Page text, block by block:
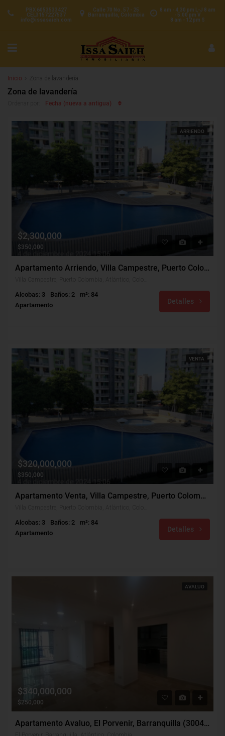
8 am - 4:30 pm L-J 8 am
- 5:00 pm V
8 am - 12 pm S
Calle 70 No. 57 - 25
Barranquilla, Colombia
PBX 6053533427
CEL3157227537
info@issasaieh.com
Inicio Zona de lavandería
Zona de lavandería
Fecha (nueva a antigua)
ARRIENDO
$2,300,000
$350,000
Apartamento Arriendo, Villa Campestre, Puerto Colombia (31040)
Alcobas: 3 Baños: 2
m²: 84
Apartamento
Detalles
VENTA
$320,000,000
$350,000
Apartamento Venta, Villa Campestre, Puerto Colombia (31040v)
Alcobas: 3 Baños: 2
m²: 84
Apartamento
Detalles
AVALUO
$340,000,000
$250,000
Apartamento Avaluo, El Porvenir, Barranquilla (30048)